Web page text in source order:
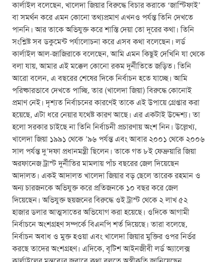
কার্লাইল বলেছেন, খালেদা জিয়ার বিরুদ্ধে বিচার করাকে ‘জাস্টিফাই’
বা সমর্থন করে এমন কোনো তথ্যপ্রমাণ এখনও পর্যন্ত তিনি দেখতে
পাননি। আর তাকে অভিযুক্ত করে শাস্তি দেয়া তো দূরের কথা। তিনি
সংশ্লিষ্ট সব ডকুমেন্ট পর্যালোচনা করে এসব কথা বলেছেন। লর্ড
কার্লাইল আল-জাজিরাকে বলেছেন, আমি এমন কিছুই দেখিনি যা থেকে
বলা যায়, আমার এই মক্কেল কোনো রকম দুর্নীতিতে জড়িত। তিনি
আরো বলেন, এ বছরের শেষের দিকে নির্বাচন হতে যাচ্ছে। আমি
পরিষ্কারভাবে দেখতে পাচ্ছি, তার (খালেদা জিয়া) বিরুদ্ধে কোনোই
প্রমাণ নেই। দৃশ্যত নির্বাচনের কারণেই তাকে এই উপায়ে গ্রেপ্তার করা
হয়েছে, এটা ধরে নেয়ার যথেষ্ট কারণ আছে। এর একটাই উদ্দেশ্য। তা
হলো সরকার চাইছে না তিনি নির্বাচনী প্রচারণায় অংশ নিন। উল্লেখ্য,
খালেদা জিয়া ১৯৯১ থেকে ’৯৬ পর্যন্ত এবং আবার ২০০১ থেকে ২০০৬
সাল পর্যন্ত দু’দফা প্রধানমন্ত্রী ছিলেন। তাকে গত ৮ই ফেব্রুয়ারি জিয়া
অরফানেজ ট্রাস্ট দুর্নীতির মামলায় পাঁচ বছরের জেল দিয়েছেন
আদালত। একই আদালত খালেদা জিয়ার বড় ছেলে তারেক রহমান ও
অন্য চারজনকে অভিযুক্ত করে প্রতিজনকে ১০ বছর করে জেল
দিয়েছেন। অভিযুক্ত ছয়জনের বিরুদ্ধে ওই ট্রাস্ট থেকে ২ লাখ ৫২
হাজার ডলার আত্মসাতের অভিযোগ করা হয়েছে। ওদিকে আগামী
নির্বাচনে অংশগ্রহণ সম্পর্কে বিএনপি শর্ত দিয়েছে। তারা বলেছে,
নির্বাচন অবাধ ও মুক্ত হওয়া এবং খালেদা জিয়ার মুক্তির ওপর নির্ভর
করছে তাদের অংশগ্রহণ। এদিকে, বৃটিশ আইনজীবী লর্ড অ্যালেক্স